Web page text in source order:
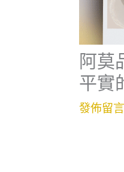
阿莫
平實
發佈留言